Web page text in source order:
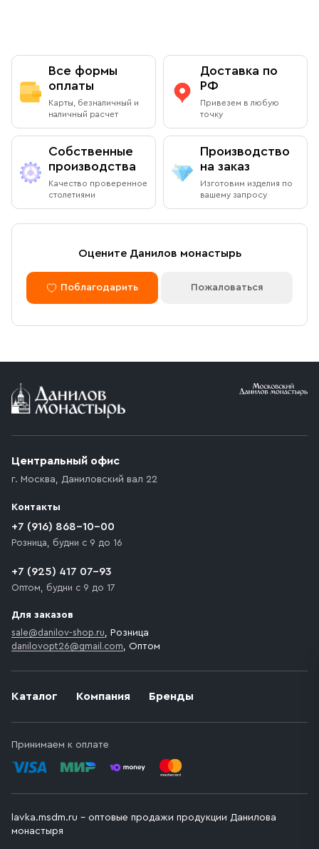
Все формы
оплаты
Карты, безналичный и
наличный расчет
Доставка по
РФ
Привезем в любую
точку
Собственные
производства
Качество проверенное
столетиями
Производство
на заказ
Изготовим изделия по
вашему запросу
Оцените Данилов монастырь
Поблагодарить Пожаловаться
Каталог Компания Бренды
Принимаем к оплате
Центральный офис
г. Москва, Даниловский вал 22
Контакты
+7 (916) 868-10-00
Розница, будни с 9 до 16
+7 (925) 417 07-93
Оптом, будни с 9 до 17
Для заказов
sale@danilov-shop.ru, Розница
danilovopt26@gmail.com, Оптом
lavka.msdm.ru – оптовые продажи продукции Данилова
монастыря